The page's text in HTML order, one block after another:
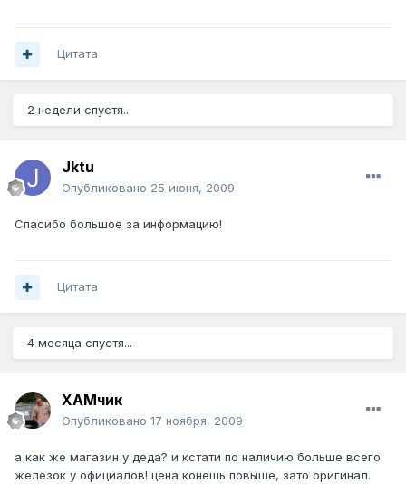
Цитата
2 недели спустя...
Jktu
Опубликовано 25 июня, 2009
Спасибо большое за информацию!
Цитата
4 месяца спустя...
ХАМчик
Опубликовано 17 ноября, 2009
а как же магазин у деда? и кстати по наличию больше всего
железок у официалов! цена конешь повыше, зато оригинал.